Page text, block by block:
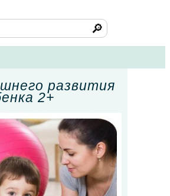
🔎
развития
2+